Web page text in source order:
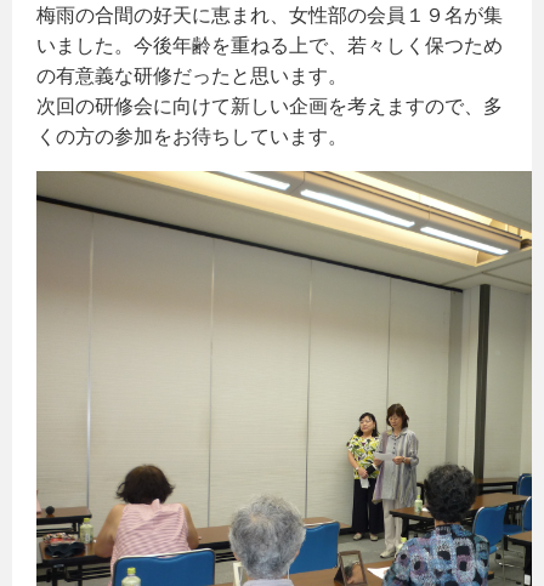
梅雨の合間の好天に恵まれ、女性部の会員１９名が集
いました。今後年齢を重ねる上で、若々しく保つため
の有意義な研修だったと思います。
次回の研修会に向けて新しい企画を考えますので、多
くの方の参加をお待ちしています。